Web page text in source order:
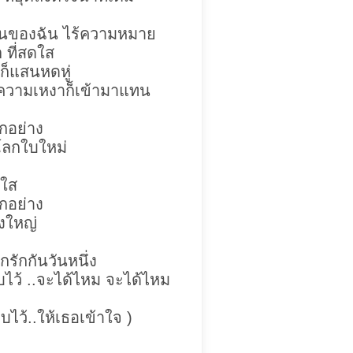
ของฉัน ไร้ความหมาย
ที่สดใส
ก็แสนหดหู่
ามเหงาก็เข้ามาแทน
อย่าง
กใบใหม่
ส
ย่าง
ใหญ่
รักกันวันหนึ่ง
ว้ ..จะได้ไหม จะได้ไหม
ว้..ให้เธอเข้าใจ )